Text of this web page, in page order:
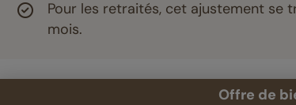
Pour les retraités, cet ajustement se
mois.
Offre de